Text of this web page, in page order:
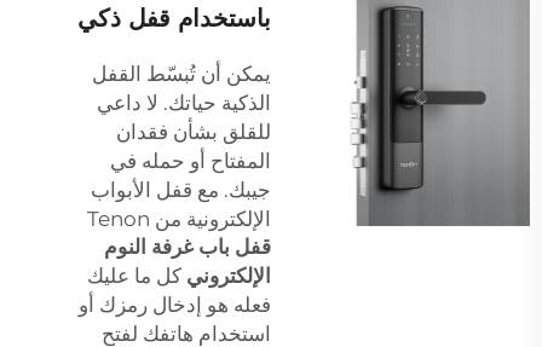
باستخدام قفل ذكي
يمكن أن تُبسّط القفل
الذكية حياتك. لا داعي
للقلق بشأن فقدان
المفتاح أو حمله في
جيبك. مع قفل الأبواب
الإلكترونية من Tenon
قفل باب غرفة النوم
الإلكتروني كل ما عليك
فعله هو إدخال رمزك أو
استخدام هاتفك لفتح